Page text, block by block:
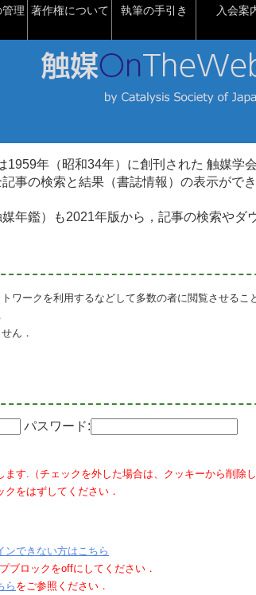
理 著作権について 執筆の手引き 入会案
1959年（昭和34年）に創刊された 触媒学
事の検索と結果（書誌情報）の表示がで
年鑑）も2021年版から，記事の検索やダ
ワークを利用するなどして多数の者に閲覧させるこ
ん．
パスワード:
す.（チェックを外した場合は、クッキーから削除し
をはずしてください．
ンできない方はこちら
ブロックをoffにしてください．
ら をご参照ください．